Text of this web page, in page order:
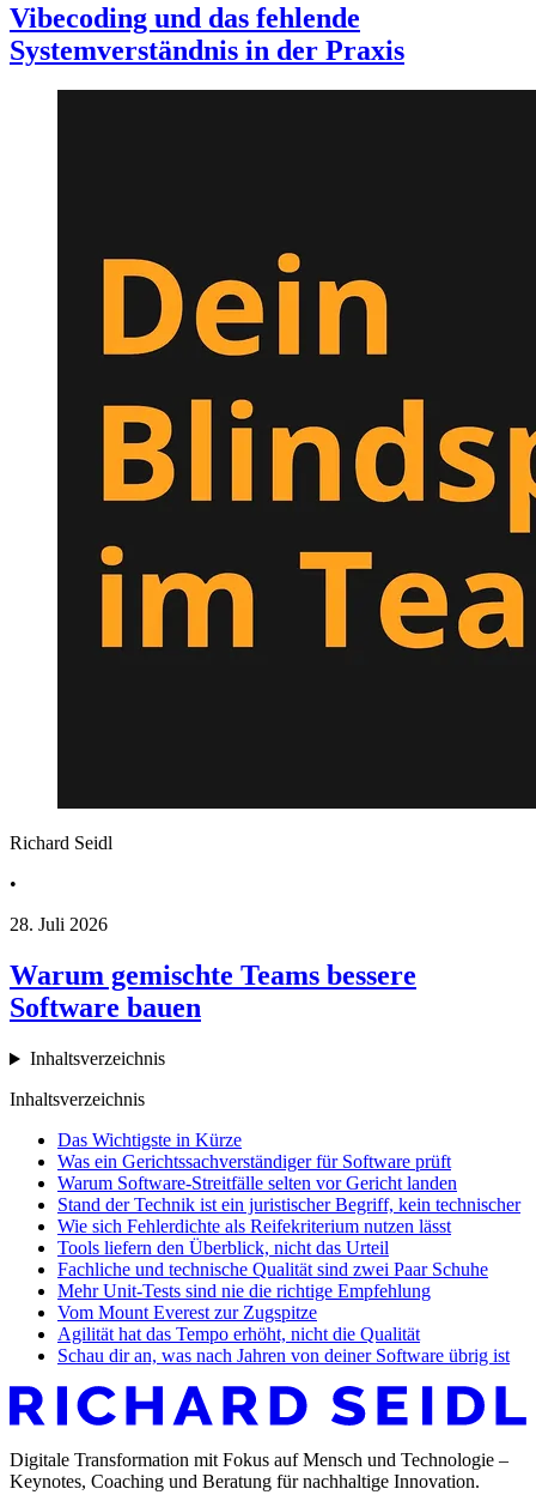
Vibecoding und das fehlende
Systemverständnis in der Praxis
Richard Seidl
•
28. Juli 2026
Warum gemischte Teams bessere
Software bauen
Inhaltsverzeichnis
Inhaltsverzeichnis
Das Wichtigste in Kürze
Was ein Gerichtssachverständiger für Software prüft
Warum Software-Streitfälle selten vor Gericht landen
Stand der Technik ist ein juristischer Begriff, kein technischer
Wie sich Fehlerdichte als Reifekriterium nutzen lässt
Tools liefern den Überblick, nicht das Urteil
Fachliche und technische Qualität sind zwei Paar Schuhe
Mehr Unit-Tests sind nie die richtige Empfehlung
Vom Mount Everest zur Zugspitze
Agilität hat das Tempo erhöht, nicht die Qualität
Schau dir an, was nach Jahren von deiner Software übrig ist
Digitale Transformation mit Fokus auf Mensch und Technologie –
Keynotes, Coaching und Beratung für nachhaltige Innovation.